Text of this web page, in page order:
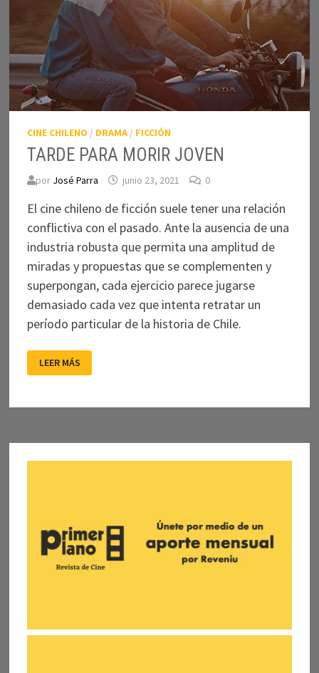
CINE CHILENO / DRAMA/ FICCIÓN
TARDE PARA MORIR JOVEN
por José Parra junio 23, 2021 0
El cine chileno de ficción suele tener una relación
conflictiva con el pasado. Ante la ausencia de una
industria robusta que permita una amplitud de
miradas y propuestas que se complementen y
superpongan, cada ejercicio parece jugarse
demasiado cada vez que intenta retratar un
período particular de la historia de Chile.
PARA
MORIR
LEER MÁS